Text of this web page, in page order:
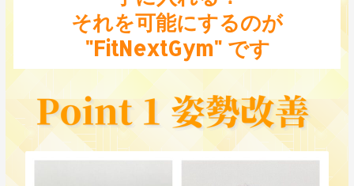
それを可能にするのが
"FitNextGym" です